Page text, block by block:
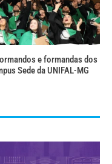
e formandas dos
Sede da UNIFAL-MG